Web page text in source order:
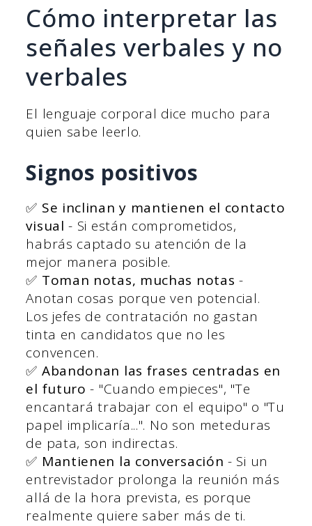
Cómo interpretar las
señales verbales y no
verbales
El lenguaje corporal dice mucho para
quien sabe leerlo.
Signos positivos
✅ Se inclinan y mantienen el contacto
visual - Si están comprometidos,
habrás captado su atención de la
mejor manera posible.
✅ Toman notas, muchas notas -
Anotan cosas porque ven potencial.
Los jefes de contratación no gastan
tinta en candidatos que no les
convencen.
✅ Abandonan las frases centradas en
el futuro - "Cuando empieces", "Te
encantará trabajar con el equipo" o "Tu
papel implicaría...". No son meteduras
de pata, son indirectas.
✅ Mantienen la conversación - Si un
entrevistador prolonga la reunión más
allá de la hora prevista, es porque
realmente quiere saber más de ti.